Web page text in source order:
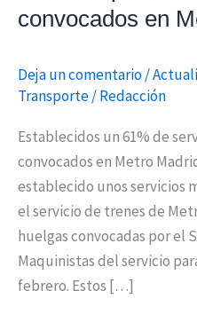
convocados en
Deja un comentario/
Transporte/Redacción
Establecidos un 61% de
convocados en Metro
establecido unos servicios
el servicio de trenes de
huelgas convocadas por el
Maquinistas del servicio
febrero. Estos […]
Metro